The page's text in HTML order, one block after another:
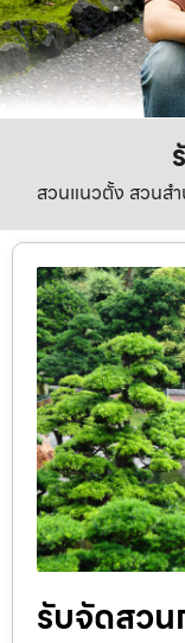
สวนแนวตั้ง สวนส
รับจัดสว